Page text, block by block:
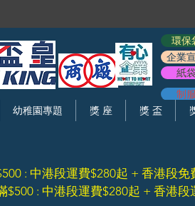
幼稚園專題 獎 座 獎 盃
環保
企業
紙
制
: 中港段運費$280起 + 香港段免
: 中港段運費$280起 + 香港段